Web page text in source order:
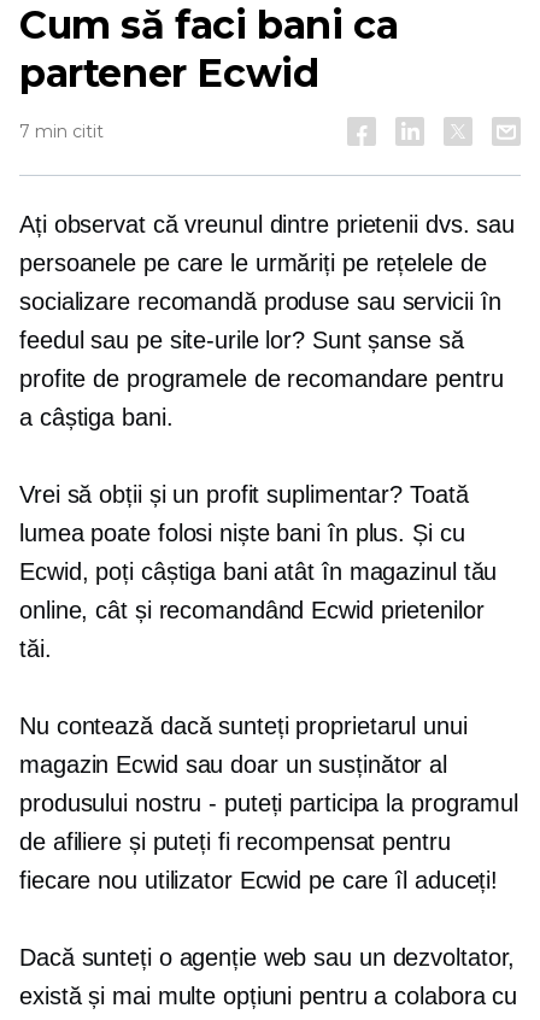
Cum să faci bani ca
partener Ecwid
7 min citit
Ați observat că vreunul dintre prietenii dvs. sau
persoanele pe care le urmăriți pe rețelele de
socializare recomandă produse sau servicii în
feedul sau pe site-urile lor? Sunt șanse să
profite de programele de recomandare pentru
a câștiga bani.
Vrei să obții și un profit suplimentar? Toată
lumea poate folosi niște bani în plus. Și cu
Ecwid, poți câștiga bani atât în ​​magazinul tău
online, cât și recomandând Ecwid prietenilor
tăi.
Nu contează dacă sunteți proprietarul unui
magazin Ecwid sau doar un susținător al
produsului nostru - puteți participa la programul
de afiliere și puteți fi recompensat pentru
fiecare nou utilizator Ecwid pe care îl aduceți!
Dacă sunteți o agenție web sau un dezvoltator,
există și mai multe opțiuni pentru a colabora cu